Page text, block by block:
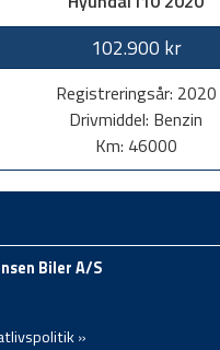
102.900 kr
Registreringsår: 2020
Drivmiddel: Benzin
Km: 46000
Biler A/S
»